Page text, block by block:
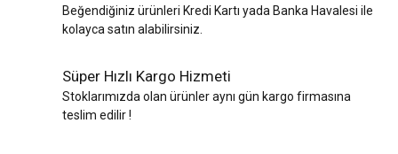
Beğendiğiniz ürünleri Kredi Kartı yada Banka Havalesi ile
kolayca satın alabilirsiniz.
Süper Hızlı Kargo Hizmeti
Stoklarımızda olan ürünler aynı gün kargo firmasına
teslim edilir !